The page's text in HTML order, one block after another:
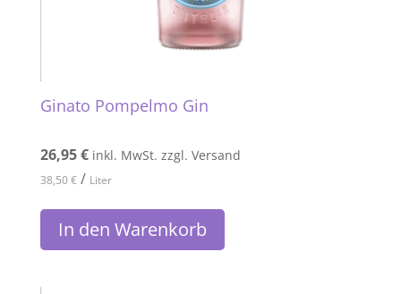
Ginato Pompelmo Gin
26,95€ inkl. MwSt. zzgl. Versand
38,50€/ Liter
In den Warenkorb